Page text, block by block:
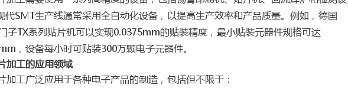
代SMT生产线通常采用全自动化设备，以提高生产效率和产品质量。例如，德国
子TX系列贴片机可以实现0.0375mm的贴装精度，最小贴装元器件规格可达
，设备每小时可贴装300万颗电子元器件。
加工的应用领域
加工广泛应用于各种电子产品的制造，包括但不限于：